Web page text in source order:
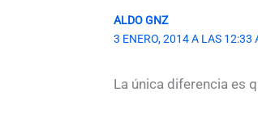
ALDO GNZ
3 ENERO, 2014 A LAS 12:33
La única diferencia es